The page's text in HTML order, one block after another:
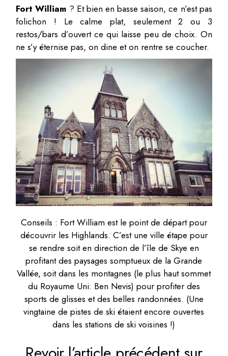
Fort William ? Et bien en basse saison, ce n’est pas
folichon ! Le calme plat, seulement 2 ou 3
restos/bars d’ouvert ce qui laisse peu de choix. On
ne s’y éternise pas, on dine et on rentre se coucher.
Conseils : Fort William est le point de départ pour
découvrir les Highlands. C’est une ville étape pour
se rendre soit en direction de l’île de Skye en
profitant des paysages somptueux de la Grande
Vallée, soit dans les montagnes (le plus haut sommet
du Royaume Uni: Ben Nevis) pour profiter des
sports de glisses et des belles randonnées. (Une
vingtaine de pistes de ski étaient encore ouvertes
dans les stations de ski voisines !)